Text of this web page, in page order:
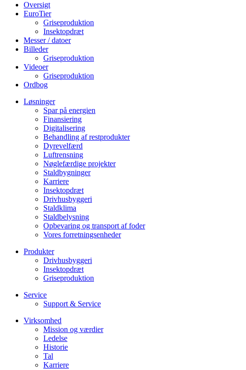
Oversigt
EuroTier
Griseproduktion
Insektopdræt
Messer / datoer
Billeder
Griseproduktion
Videoer
Griseproduktion
Ordbog
Løsninger
Spar på energien
Finansiering
Digitalisering
Behandling af restprodukter
Dyrevelfærd
Luftrensning
Nøglefærdige projekter
Staldbygninger
Karriere
Insektopdræt
Drivhusbyggeri
Staldklima
Staldbelysning
Opbevaring og transport af foder
Vores forretningsenheder
Produkter
Drivhusbyggeri
Insektopdræt
Griseproduktion
Service
Support & Service
Virksomhed
Mission og værdier
Ledelse
Historie
Tal
Karriere